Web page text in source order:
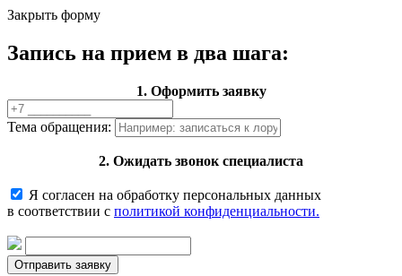
Закрыть форму
Запись на прием в два шага:
1. Оформить заявку
Тема обращения:
2. Ожидать звонок специалиста
Я согласен на обработку персональных данных
в соответствии с политикой конфиденциальности.